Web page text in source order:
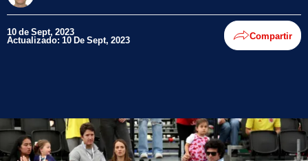
10 de Sept, 2023
Actualizado: 10 De Sept, 2023 Compartir